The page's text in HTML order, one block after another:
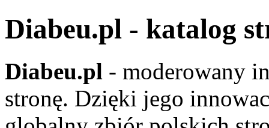
Diabeu.pl - katalog
Diabeu.pl - moderowany
stronę. Dzięki jego